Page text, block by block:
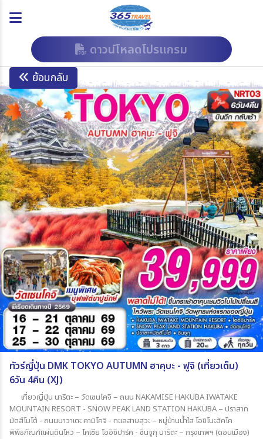
ดาวน์โหลดโปรแกรม
ย้อนกลับ
ทัวร์ญี่ปุ่น DMK TOKYO AUTUMN ฮาคุบะ - ฟูจิ (เที่ยวเต็ม)
6วัน 4คืน (XJ)
เที่ยวญี่ปุ่น นาริตะ – วัดเซนโคจิ – ถนน NAKAMISE HAKUBA IWATAKE
MOUNTAIN RESORT - SNOW PEAK LAND STATION HAKUBA – ปราสาท
มัตสึโมโต้ - ถนนนาวาเตะ คามิโคจิ - ทะเลสาบสุวะ – หมู่บ้านน้ำใส โอชิโนะฮัคไค
พิพิธภัณฑ์แผ่นดินไหว – โคเชีย โออิชิปาร์ค - ชินจูกุ นาริตะ – กรุงเทพฯ (ดอนเมือง)